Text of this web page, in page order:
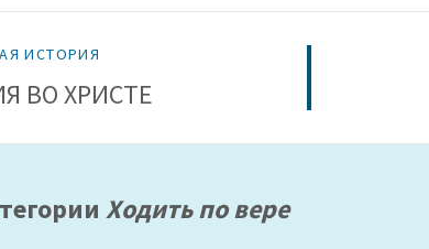
ИСТОРИЯ
ВО ХРИСТЕ
Ходить по вере